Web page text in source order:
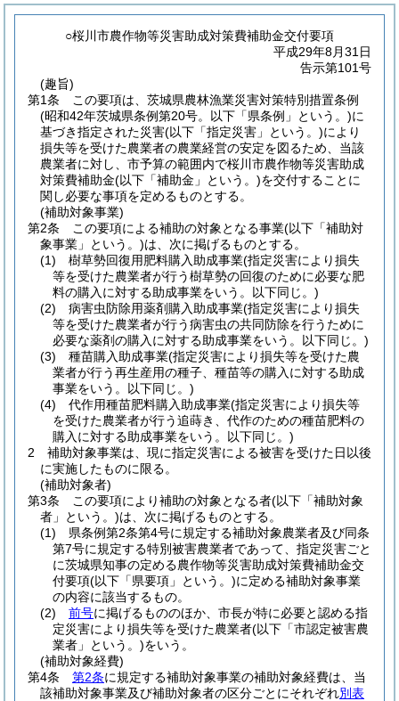
○桜川市農作物等災害助成対策費補助金交付要項
平成29年8月31日
告示第101号
(趣旨)
第1条
この要項は、茨城県農林漁業災害対策特別措置条例
(昭和42年茨城県条例第20号。以下「県条例」という。)に
基づき指定された災害(以下「指定災害」という。)により
損失等を受けた農業者の農業経営の安定を図るため、当該
農業者に対し、市予算の範囲内で桜川市農作物等災害助成
対策費補助金(以下「補助金」という。)を交付することに
関し必要な事項を定めるものとする。
(補助対象事業)
第2条
この要項による補助の対象となる事業(以下「補助対
象事業」という。)は、次に掲げるものとする。
(1)
樹草勢回復用肥料購入助成事業(指定災害により損失
等を受けた農業者が行う樹草勢の回復のために必要な肥
料の購入に対する助成事業をいう。以下同じ。)
(2)
病害虫防除用薬剤購入助成事業(指定災害により損失
等を受けた農業者が行う病害虫の共同防除を行うために
必要な薬剤の購入に対する助成事業をいう。以下同じ。)
(3)
種苗購入助成事業(指定災害により損失等を受けた農
業者が行う再生産用の種子、種苗等の購入に対する助成
事業をいう。以下同じ。)
(4)
代作用種苗肥料購入助成事業(指定災害により損失等
を受けた農業者が行う追蒔き、代作のための種苗肥料の
購入に対する助成事業をいう。以下同じ。)
2
補助対象事業は、現に指定災害による被害を受けた日以後
に実施したものに限る。
(補助対象者)
第3条
この要項により補助の対象となる者(以下「補助対象
者」という。)は、次に掲げるものとする。
(1)
県条例第2条第4号に規定する補助対象農業者及び同条
第7号に規定する特別被害農業者であって、指定災害ごと
に茨城県知事の定める農作物等災害助成対策費補助金交
付要項(以下「県要項」という。)に定める補助対象事業
の内容に該当するもの。
(2)
前号に掲げるもののほか、市長が特に必要と認める指
定災害により損失等を受けた農業者(以下「市認定被害農
業者」という。)をいう。
(補助対象経費)
第4条
第2条に規定する補助対象事業の補助対象経費は、当
該補助対象事業及び補助対象者の区分ごとにそれぞれ別表